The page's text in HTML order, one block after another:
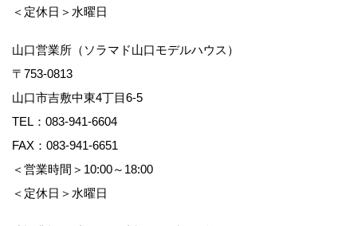
＜定休日＞水曜日
山口営業所（ソラマド山口モデルハウス）
〒753-0813
山口市吉敷中東4丁目6-5
TEL： 083-941-6604
FAX：083-941-6651
＜営業時間＞10:00～18:00
＜定休日＞水曜日